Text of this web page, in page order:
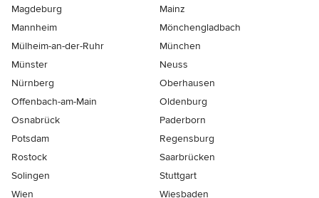
Magdeburg
Mainz
Mannheim
Mönchen­gladbach
Mülheim-an-der-Ruhr
München
Münster
Neuss
Nürnberg
Oberhausen
Offenbach-am-Main
Oldenburg
Osnabrück
Paderborn
Potsdam
Regensburg
Rostock
Saarbrücken
Solingen
Stuttgart
Wien
Wiesbaden